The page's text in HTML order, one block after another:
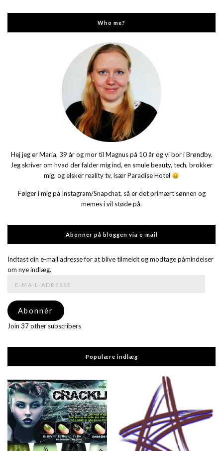
Who me?
Hej jeg er Maria, 39 år og mor til Magnus på 10 år og vi bor i Brøndby.
Jeg skriver om hvad der falder mig ind, en smule beauty, tech, brokker
mig, og elsker reality tv, især Paradise Hotel
Følger i mig på Instagram/Snapchat, så er det primært sønnen og
memes i vil støde på.
Abonner på bloggen via e-mail
Indtast din e-mail adresse for at blive tilmeldt og modtage påmindelser
om nye indlæg.
adresse
Abonnér
Join 37 other subscribers
Populære indlæg